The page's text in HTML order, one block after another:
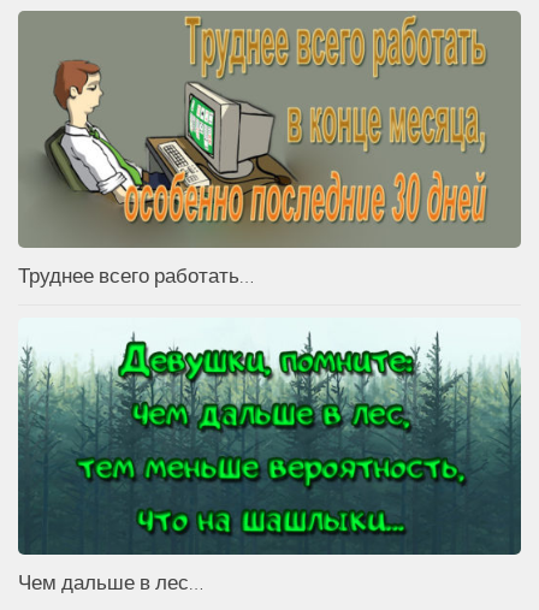
Труднее всего работать…
Чем дальше в лес…